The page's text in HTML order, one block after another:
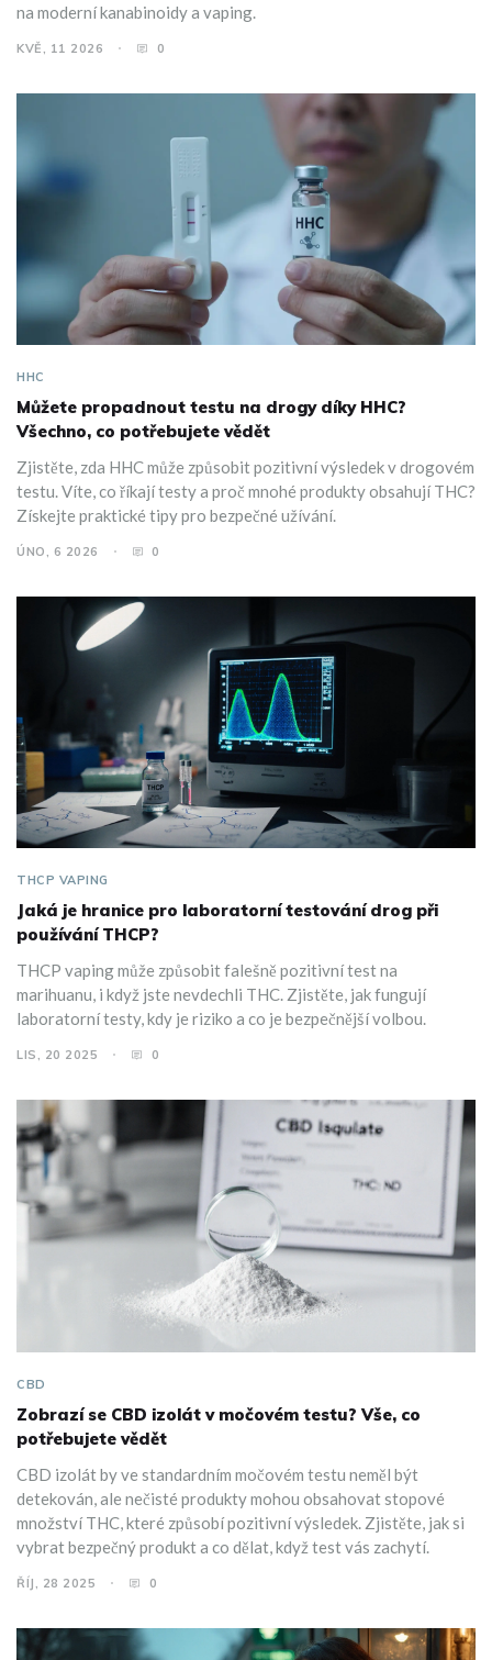
na moderní kanabinoidy a vaping.
KVĚ, 11 2026 0
HHC
Můžete propadnout testu na drogy díky HHC?
Všechno, co potřebujete vědět
Zjistěte, zda HHC může způsobit pozitivní výsledek v drogovém
testu. Víte, co říkají testy a proč mnohé produkty obsahují THC?
Získejte praktické tipy pro bezpečné užívání.
ÚNO, 6 2026 0
THCP VAPING
Jaká je hranice pro laboratorní testování drog při
používání THCP?
THCP vaping může způsobit falešně pozitivní test na
marihuanu, i když jste nevdechli THC. Zjistěte, jak fungují
laboratorní testy, kdy je riziko a co je bezpečnější volbou.
LIS, 20 2025 0
CBD
Zobrazí se CBD izolát v močovém testu? Vše, co
potřebujete vědět
CBD izolát by ve standardním močovém testu neměl být
detekován, ale nečisté produkty mohou obsahovat stopové
množství THC, které způsobí pozitivní výsledek. Zjistěte, jak si
vybrat bezpečný produkt a co dělat, když test vás zachytí.
ŘÍJ, 28 2025 0